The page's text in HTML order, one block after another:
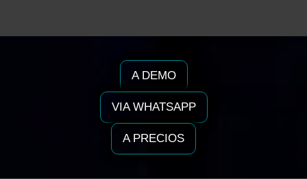
A DEMO
VIA WHATSAPP
A PRECIOS